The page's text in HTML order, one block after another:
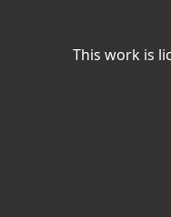
This work is